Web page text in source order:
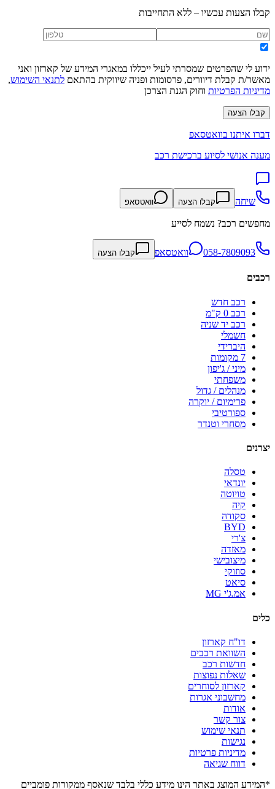
קבלו הצעות עכשיו – ללא התחייבות
ידוע לי שהפרטים שמסרתי לעיל ייכללו במאגרי המידע של קארזון ואני
מאשר/ת קבלת דיוורים, פרסומות ופניה שיווקית בהתאם לתנאי השימוש,
מדיניות הפרטיות וחוק הגנת הצרכן
קבלו הצעה
דברו איתנו בוואטסאפ
מענה אנושי לסיוע ברכישת רכב
שיחה קבלו הצעה וואטסאפ
מחפשים רכב? נשמח לסייע
058-7809093 וואטסאפ קבלו הצעה
רכבים
רכב חדש
רכב 0 ק"מ
רכב יד שניה
חשמלי
היברידי
7 מקומות
מיני / ג'יפון
משפחתי
מנהלים / גדול
פרימיום / יוקרה
ספורטיבי
מסחרי וטנדר
יצרנים
טסלה
יונדאי
טויוטה
קיה
סקודה
BYD
צ'רי
מאזדה
מיצובישי
סוזוקי
סיאט
אמ.ג'י MG
כלים
דו"ח קארזון
השוואת רכבים
חדשות רכב
שאלות נפוצות
קארזון לסוחרים
מחשבוני אגרות
אודות
צור קשר
תנאי שימוש
נגישות
מדיניות פרטיות
דווח שגיאה
*המידע המוצג באתר הינו מידע כללי בלבד שנאסף ממקורות פומביים